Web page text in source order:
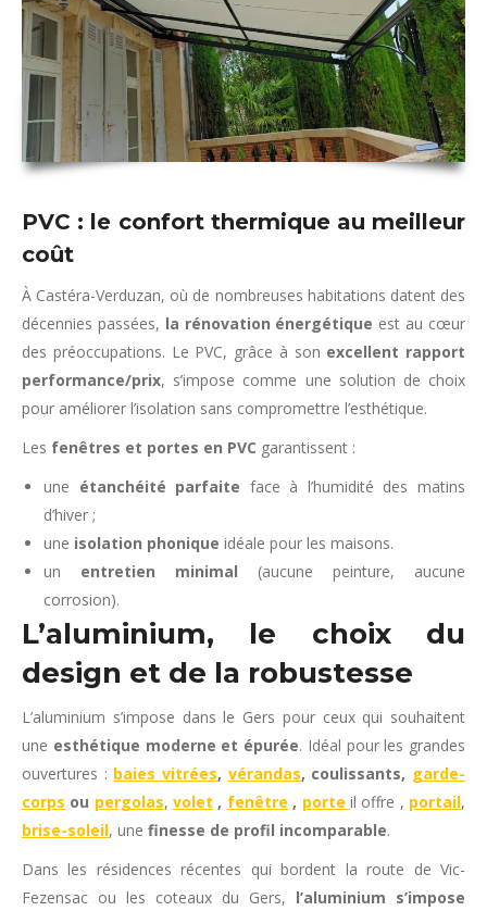
PVC : le confort thermique au meilleur
coût
À Castéra-Verduzan, où de nombreuses habitations datent des
décennies passées, la rénovation énergétique est au cœur
des préoccupations. Le PVC, grâce à son excellent rapport
performance/prix, s’impose comme une solution de choix
pour améliorer l’isolation sans compromettre l’esthétique.
Les fenêtres et portes en PVC garantissent :
une étanchéité parfaite face à l’humidité des matins
d’hiver ;
une isolation phonique idéale pour les maisons.
un entretien minimal (aucune peinture, aucune
corrosion).
L’aluminium, le choix du
design et de la robustesse
L’aluminium s’impose dans le Gers pour ceux qui souhaitent
une esthétique moderne et épurée. Idéal pour les grandes
ouvertures : baies vitrées, vérandas, coulissants, garde-
corps ou pergolas,volet , fenêtre , porte il offre , portail,
brise-soleil, une finesse de profil incomparable.
Dans les résidences récentes qui bordent la route de Vic-
Fezensac ou les coteaux du Gers, l’aluminium s’impose